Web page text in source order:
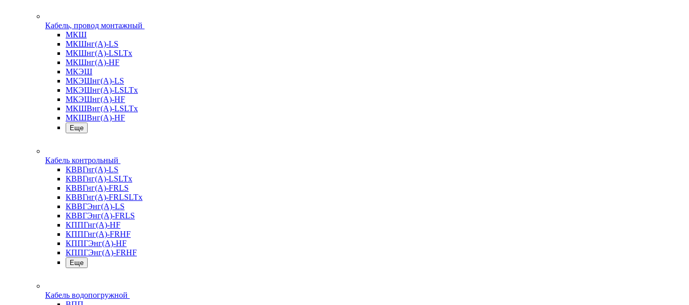
Кабель, провод монтажный
МКШ
МКШнг(А)-LS
МКШнг(А)-LSLTx
МКШнг(А)-HF
МКЭШ
МКЭШнг(А)-LS
МКЭШнг(А)-LSLTx
МКЭШнг(А)-HF
МКШВнг(A)-LSLTx
МКШВнг(А)-HF
Еще
Кабель контрольный
КВВГнг(А)-LS
КВВГнг(А)-LSLTx
КВВГнг(А)-FRLS
КВВГнг(А)-FRLSLTx
КВВГЭнг(А)-LS
КВВГЭнг(А)-FRLS
КППГнг(А)-HF
КППГнг(А)-FRHF
КППГЭнг(А)-HF
КППГЭнг(А)-FRHF
Еще
Кабель водопогружной